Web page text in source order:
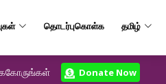
தொடர்புகொள்க தமிழ்
Donate Now